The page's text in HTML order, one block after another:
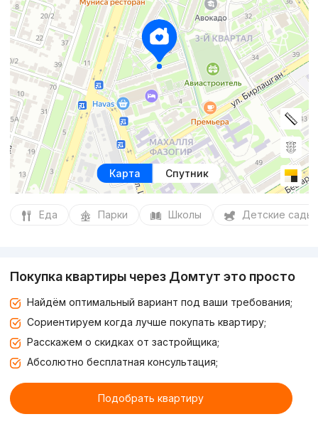
Карта Спутник
Еда Парки Школы Детские сады
Покупка квартиры через Домтут это просто
Найдём оптимальный вариант под ваши требования;
Сориентируем когда лучше покупать квартиру;
Расскажем о скидках от застройщика;
Абсолютно бесплатная консультация;
Подобрать квартиру